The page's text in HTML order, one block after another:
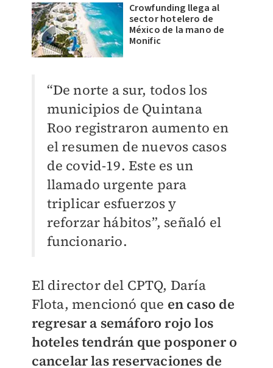
Crowfunding llega al
sector hotelero de
México de la mano de
Monific
“De norte a sur, todos los
municipios de Quintana
Roo registraron aumento en
el resumen de nuevos casos
de covid-19. Este es un
llamado urgente para
triplicar esfuerzos y
reforzar hábitos”, señaló el
funcionario.
El director del CPTQ, Daría
Flota, mencionó que en caso de
regresar a semáforo rojo los
hoteles tendrán que posponer o
cancelar las reservaciones de